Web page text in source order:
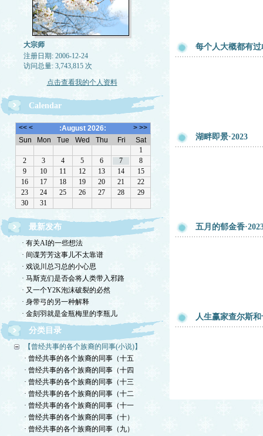
大宗师
注册日期: 2006-12-24
访问总量: 3,743,815 次
点击查看我的个人资料
Calendar
最新发布
· 有关AI的一些想法
· 间谍芳芳这事儿不太靠谱
· 戏说川总习总的小心思
· 马斯克们是否会将人类带入邪路
· 又一个Y2K泡沫破裂的必然
· 身带弓的另一种解释
· 金刻羽就是金瓶梅里的李瓶儿
分类目录
【曾经共事的各个族裔的同事(小说)】
· 曾经共事的各个族裔的同事（十五
· 曾经共事的各个族裔的同事（十四
· 曾经共事的各个族裔的同事（十三
· 曾经共事的各个族裔的同事（十二
· 曾经共事的各个族裔的同事（十一
· 曾经共事的各个族裔的同事（十）
· 曾经共事的各个族裔的同事（九）
每个人大概都有
湖畔即景·2023
五月的郁金香
人生赢家查尔斯